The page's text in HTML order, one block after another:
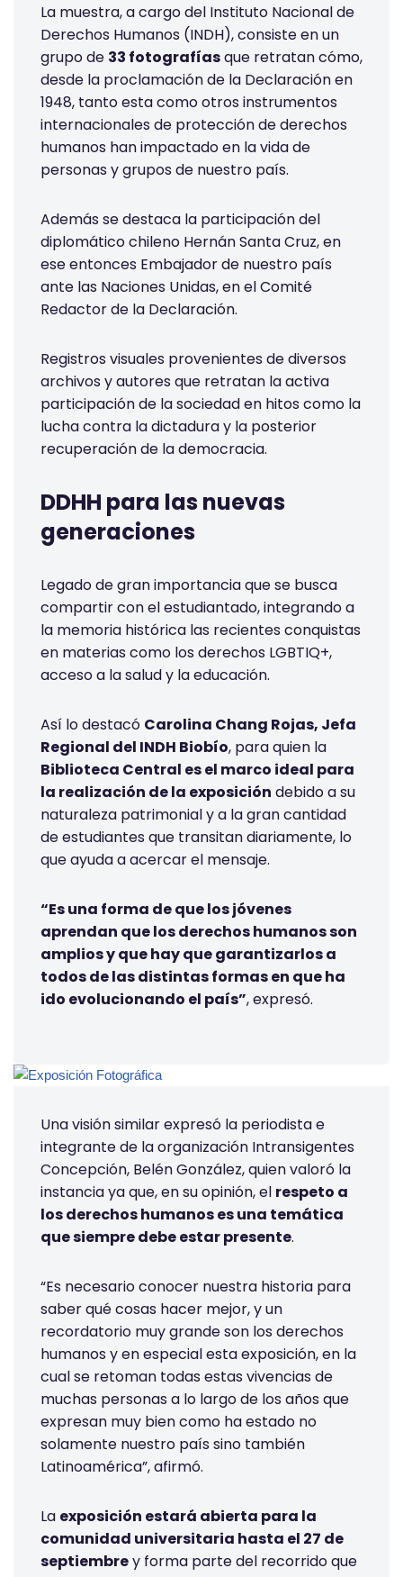
La muestra, a cargo del Instituto Nacional de
Derechos Humanos (INDH), consiste en un
grupo de 33 fotografíasque retratan cómo,
desde la proclamación de la Declaración en
1948, tanto esta como otros instrumentos
internacionales de protección de derechos
humanos han impactado en la vida de
personas y grupos de nuestro país.
Además se destaca la participación del
diplomático chileno Hernán Santa Cruz, en
ese entonces Embajador de nuestro país
ante las Naciones Unidas, en el Comité
Redactor de la Declaración.
Registros visuales provenientes de diversos
archivos y autores que retratan la activa
participación de la sociedad en hitos como la
lucha contra la dictadura y la posterior
recuperación de la democracia.
DDHH para las nuevas
generaciones
Legado de gran importancia que se busca
compartir con el estudiantado, integrando a
la memoria histórica las recientes conquistas
en materias como los derechos LGBTIQ+,
acceso a la salud y la educación.
Así lo destacó Carolina Chang Rojas, Jefa
Regional del INDH Biobío, para quien la
Biblioteca Central es el marco ideal para
la realización de la exposición debido a su
naturaleza patrimonial y a la gran cantidad
de estudiantes que transitan diariamente, lo
que ayuda a acercar el mensaje.
“Es una forma de que los jóvenes
aprendan que los derechos humanos son
amplios y que hay que garantizarlos a
todos de las distintas formas en que ha
ido evolucionando el país”, expresó.
Una visión similar expresó la periodista e
integrante de la organización Intransigentes
Concepción, Belén González, quien valoró la
instancia ya que, en su opinión, el respeto a
los derechos humanos es una temática
que siempre debe estar presente.
“Es necesario conocer nuestra historia para
saber qué cosas hacer mejor, y un
recordatorio muy grande son los derechos
humanos y en especial esta exposición, en la
cual se retoman todas estas vivencias de
muchas personas a lo largo de los años que
expresan muy bien como ha estado no
solamente nuestro país sino también
Latinoamérica”, afirmó.
La exposición estará abierta para la
comunidad universitaria hasta el 27 de
septiembrey forma parte del recorrido que